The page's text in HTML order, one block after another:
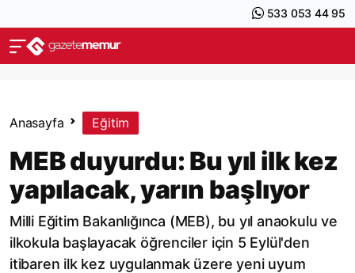
533 053 44 95
Anasayfa Eğitim
MEB duyurdu: Bu yıl ilk kez
yapılacak, yarın başlıyor
Milli Eğitim Bakanlığınca (MEB), bu yıl anaokulu ve
ilkokula başlayacak öğrenciler için 5 Eylül'den
itibaren ilk kez uygulanmak üzere yeni uyum